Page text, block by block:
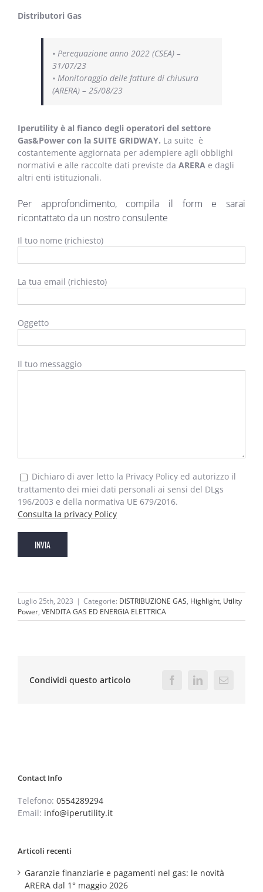
Distributori Gas
• Perequazione anno 2022 (CSEA) –
31/07/23
• Monitoraggio delle fatture di chiusura
(ARERA) – 25/08/23
Iperutility è al fianco degli operatori del settore
Gas&Power con la SUITE GRIDWAY. La suite è
costantemente aggiornata per adempiere agli obblighi
normativi e alle raccolte dati previste da ARERA e dagli
altri enti istituzionali.
Per approfondimento, compila il form e sarai
ricontattato da un nostro consulente
Il tuo nome (richiesto)
La tua email (richiesto)
Oggetto
Il tuo messaggio
Dichiaro di aver letto la Privacy Policy ed autorizzo il
trattamento dei miei dati personali ai sensi del DLgs
196/2003 e della normativa UE 679/2016.
Consulta la privacy Policy
Luglio 25th, 2023 | Categorie: DISTRIBUZIONE GAS, Highlight, Utility
Power, VENDITA GAS ED ENERGIA ELETTRICA
Condividi questo articolo FacebookLinkedInEmail
Contact Info
Telefono: 0554289294
Email: info@iperutility.it
Articoli recenti
Garanzie finanziarie e pagamenti nel gas: le novità
ARERA dal 1° maggio 2026